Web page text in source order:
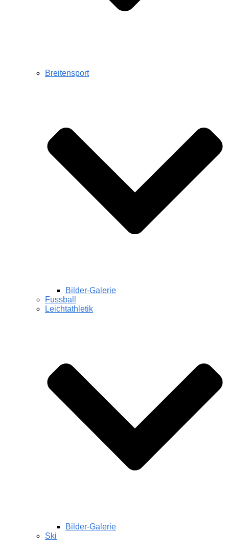
Breitensport
Bilder-Galerie
Fussball
Leichtathletik
Bilder-Galerie
Ski